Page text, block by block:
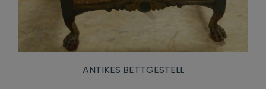
ANTIKES BETTGESTELL